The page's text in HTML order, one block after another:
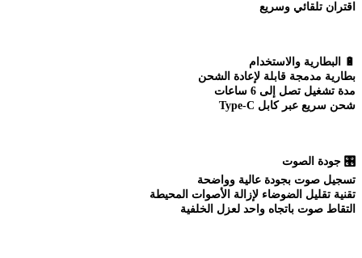
اقتران تلقائي وسريع
🔋
البطارية والاستخدام
بطارية مدمجة قابلة لإعادة الشحن
مدة تشغيل تصل إلى 6 ساعات
شحن سريع عبر كابل Type-C
🎛️ جودة الصوت
تسجيل صوت بجودة عالية وواضحة
تقنية تقليل الضوضاء لإزالة الأصوات المحيطة
التقاط صوت باتجاه واحد لعزل الخلفية